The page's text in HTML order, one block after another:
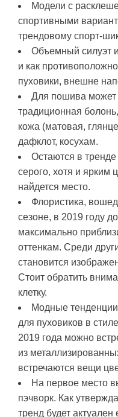
Модели с
спортивными
трендовому спорт-
Объемный силуэт
и как
пуховики, внешне
Для пошива может
традиционная
кожа (матовая,
дафклот, косухам.
Остаются в
серого, хотя и
найдется место.
Флористика,
сезоне, в 2019 году
максимально
оттенкам. Среди
становится
Стоит обратить
клетку.
Модные
для пуховиков в
2019 года можно
из
встречаются вещи
На первое место
пэчворк. Как
тренд будет актуален